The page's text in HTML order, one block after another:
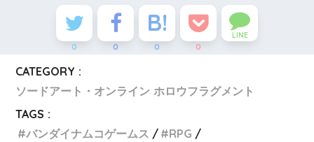
0 0 0 0
LINE
CATEGORY :
ソードアート・オンライン ホロウフラグメント
TAGS :
バンダイナムコゲームス
RPG